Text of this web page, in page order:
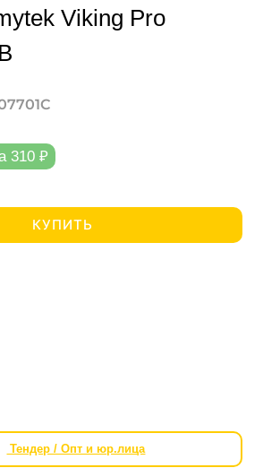
Viking Pro
310 ₽
КУПИТЬ
Тендер / Опт и юр.лица